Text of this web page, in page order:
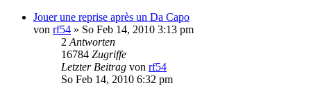
Jouer une reprise après un Da Capo
von rf54 » So Feb 14, 2010 3:13 pm
2 Antworten
16784 Zugriffe
Letzter Beitrag von rf54
So Feb 14, 2010 6:32 pm